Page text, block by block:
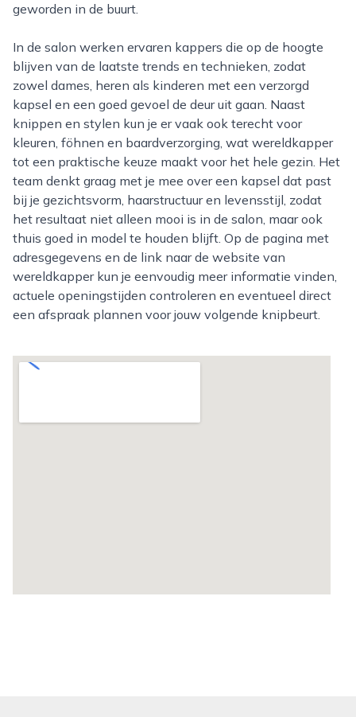
geworden in de buurt.
In de salon werken ervaren kappers die op de hoogte
blijven van de laatste trends en technieken, zodat
zowel dames, heren als kinderen met een verzorgd
kapsel en een goed gevoel de deur uit gaan. Naast
knippen en stylen kun je er vaak ook terecht voor
kleuren, föhnen en baardverzorging, wat wereldkapper
tot een praktische keuze maakt voor het hele gezin. Het
team denkt graag met je mee over een kapsel dat past
bij je gezichtsvorm, haarstructuur en levensstijl, zodat
het resultaat niet alleen mooi is in de salon, maar ook
thuis goed in model te houden blijft. Op de pagina met
adresgegevens en de link naar de website van
wereldkapper kun je eenvoudig meer informatie vinden,
actuele openingstijden controleren en eventueel direct
een afspraak plannen voor jouw volgende knipbeurt.